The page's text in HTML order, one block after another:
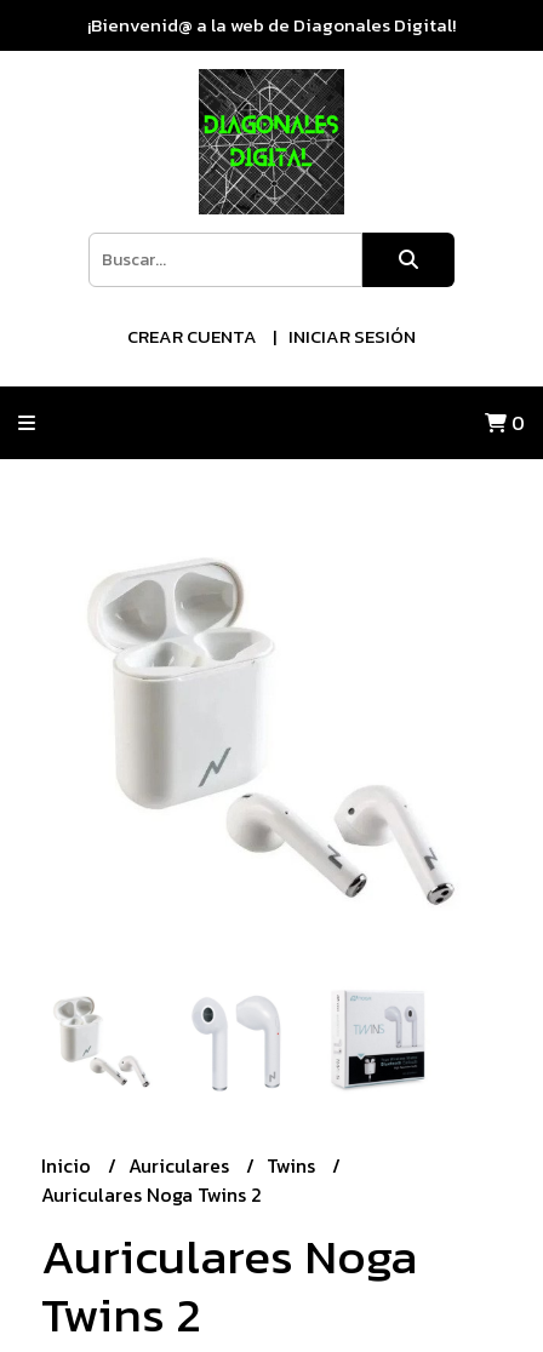
¡Bienvenid@ a la web de Diagonales Digital!
CREAR CUENTA INICIAR SESIÓN
0
Inicio Auriculares
Twins
Auriculares Noga Twins 2
Auriculares Noga
Twins 2